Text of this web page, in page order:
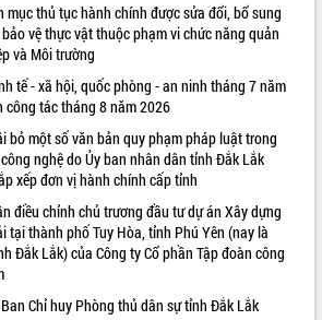
phí
Pui
mục thủ tục hành chính được sửa đổi, bổ sung
vệ thực vật thuộc phạm vi chức năng quản
và Môi trường
tế - xã hội, quốc phòng - an ninh tháng 7 năm
công tác tháng 8 năm 2026
bỏ một số văn bản quy phạm pháp luật trong
nghệ do Ủy ban nhân dân tỉnh Đắk Lắk
xếp đơn vị hành chính cấp tỉnh
điều chỉnh chủ trương đầu tư dự án Xây dựng
tại thành phố Tuy Hòa, tỉnh Phú Yên (nay là
Đắk Lắk) của Công ty Cổ phần Tập đoàn công
Chỉ huy Phòng thủ dân sự tỉnh Đắk Lắk